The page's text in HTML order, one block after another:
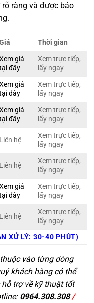
ràng và được bảo
Giá Thời gian
Xem giá
tại đây
Xem trực tiếp,
lấy ngay
Xem giá
tại đây
Xem trực tiếp,
lấy ngay
Xem giá
tại đây
Xem trực tiếp,
lấy ngay
Liên hệ
Xem trực tiếp,
lấy ngay
Liên hệ
Xem trực tiếp,
lấy ngay
Xem giá
tại đây
Xem trực tiếp,
lấy ngay
Liên hệ
Xem trực tiếp,
lấy ngay
XỬ LÝ: 30-40 PHÚT)
vào từng dòng
khách hàng có thể
trợ về kỹ thuật tốt
0964.308.308/